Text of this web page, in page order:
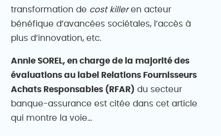
transformation de cost killeren acteur
bénéfique d’avancées sociétales, l’accès à
plus d’innovation, etc.
Annie SOREL, en charge de la majorité des
évaluations au label Relations Fournisseurs
Achats Responsables (RFAR) du secteur
banque-assurance est citée dans cet article
qui montre la voie…